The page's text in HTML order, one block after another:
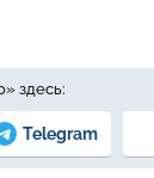
здесь:
Telegram